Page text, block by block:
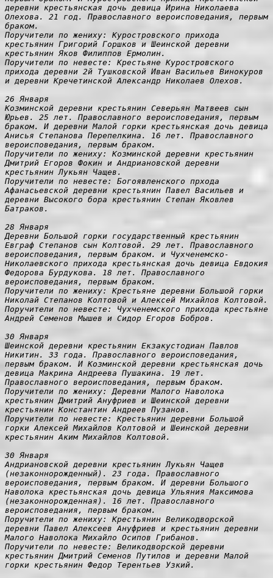
деревни крестьянская дочь девица Ирина Николаева
Олехова. 21 год. Православного вероисповедания, первым
браком.
Поручители по жениху: Куростровского прихода
крестьянин Григорий Горшков и Шеинской деревни
крестьянин Яков Филиппов Ермолин.
Поручители по невесте: Крестьяне Куростровского
прихода деревни 2й Тушковской Иван Васильев Винокуров
и деревни Кречетинской Александр Николаев Олехов.
26 Января
Козминской деревни крестьянин Северьян Матвеев сын
Юрьев. 25 лет. Православного вероисповедания, первым
браком. И деревни Малой горки крестьянская дочь девица
Анисья Степанова Перепелкина. 16 лет. Православного
вероисповедания, первым браком.
Поручители по жениху: Козминской деревни крестьянин
Дмитрий Егоров Фокин и Андриановской деревни
крестьянин Лукьян Чащев.
Поручители по невесте: Богоявленского прхода
Афанасьевской деревни крестьянин Павел Васильев и
деревни Высокого бора крестьянин Степан Яковлев
Батраков.
28 Января
Деревни Большой горки государственный крестьянин
Евграф Степанов сын Колтовой. 29 лет. Православного
вероисповедания, первым браком. и Чухченемско-
Николаевского прихода крестьянская дочь девица Евдокия
Федорова Бурдукова. 18 лет. Православного
вероисповедания, первым браком.
Поручители по жениху: Крестьяне деревни Большой горки
Николай Степанов Колтовой и Алексей Михайлов Колтовой.
Поручители по невесте: Чухченемского прихода крестьяне
Андрей Семенов Мышев и Сидор Егоров Бобров.
30 Января
Шеинской деревни крестьянин Екзакустодиан Павлов
Никитин. 33 года. Православного вероисповедания,
первым браком. И Козминской деревни крестьянская дочь
девица Макрина Андреева Пушакина. 19 лет.
Православного вероисповедания, первым браком.
Поручители по жениху: Деревни Малого Наволока
крестьянин Дмитрий Ануфриев и Шеинской деревни
крестьянин Константин Андреев Пузанов.
Поручители по невесте: Крестьянин деревни Большой
горки Алексей Михайлов Колтовой и Шеинской деревни
крестьянин Аким Михайлов Колтовой.
30 Января
Андриановской деревни крестьянин Лукьян Чащев
(незаконнорожденный). 23 года. Православного
вероисповедания, первым браком. И деревни Большого
Наволока крестьянская дочь девица Ульяния Максимова
(незаконнорожденная). 16 лет. Православного
вероисповедания, первым браком.
Поручители по жениху: Крестьянин Великодворской
деревни Павел Алексеев Ануфриев и крестьянин деревни
Малого Наволока Михайло Осипов Грибанов.
Поручители по невесте: Великодворской деревни
крестьянин Дмитрий Семенов Путилов и деревни Малой
горки крестьянин Федор Терентьев Узкий.